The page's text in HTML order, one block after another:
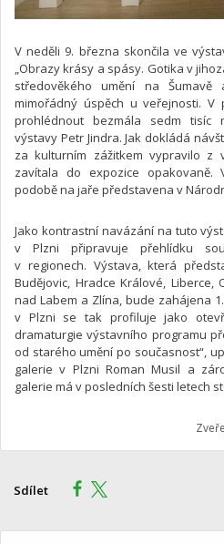
V neděli 9. března skončila ve
„Obrazy krásy a spásy. Gotika v
středověkého umění na Šumavě
mimořádný úspěch u veřejnosti.
prohlédnout bezmála sedm tisíc
výstavy Petr Jindra. Jak dokládá
za kulturním zážitkem vypravilo z
zavítala do expozice opakovaně.
podobě na jaře představena v
Jako kontrastní navázání na tuto
v Plzni připravuje přehlídku
v regionech. Výstava, která
Budějovic, Hradce Králové, Liberce,
nad Labem a Zlína, bude zahájena
v Plzni se tak profiluje jako
dramaturgie výstavního programu
od starého umění po současnost“,
galerie v Plzni Roman Musil a
galerie má v posledních šesti letech
Sdílet